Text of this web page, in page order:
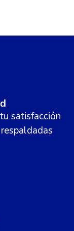
satisfacción